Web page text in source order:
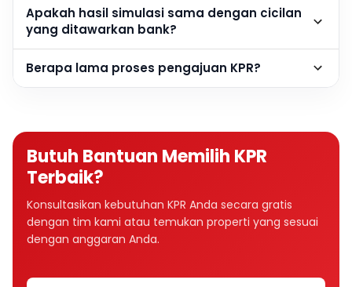
Apakah hasil simulasi sama dengan cicilan
yang ditawarkan bank?
Berapa lama proses pengajuan KPR?
Butuh Bantuan Memilih KPR
Terbaik?
Konsultasikan kebutuhan KPR Anda secara gratis
dengan tim kami atau temukan properti yang sesuai
dengan anggaran Anda.